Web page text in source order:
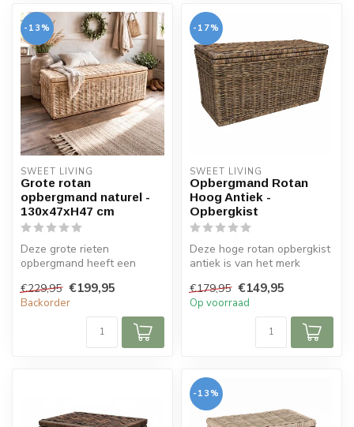
-13%
SWEET LIVING
Grote rotan
opbergmand naturel -
130x47xH47 cm
Deze grote rieten
opbergmand heeft een
rieten mand ...
€229,95 €199,95
Backorder
-17%
SWEET LIVING
Opbergmand Rotan
Hoog Antiek -
Opbergkist
Deze hoge rotan opbergkist
antiek is van het merk
mand is...
€179,95 €149,95
Op voorraad
-13%